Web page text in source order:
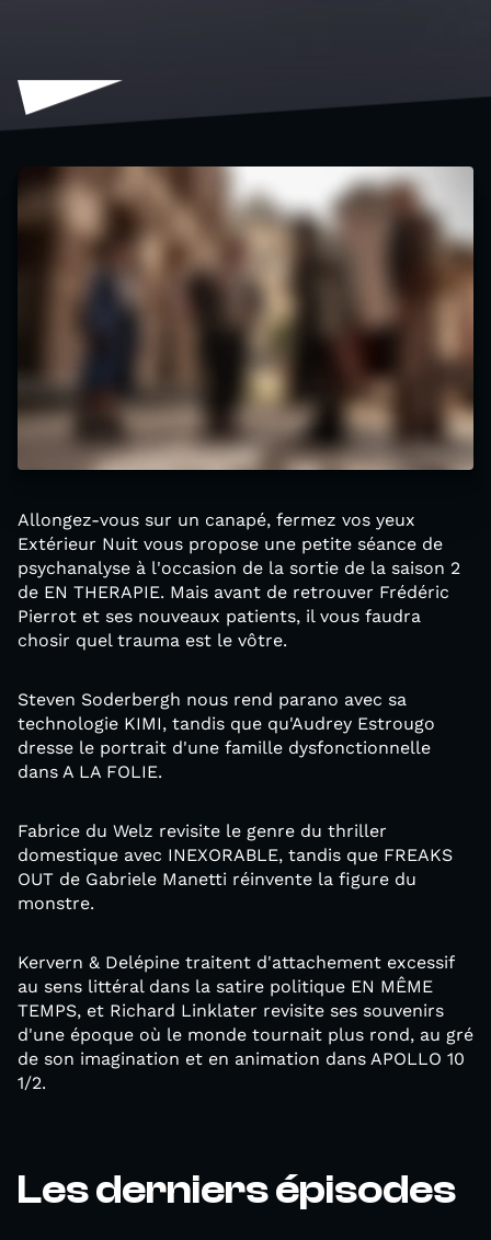
Allongez-vous sur un canapé, fermez vos yeux
Extérieur Nuit vous propose une petite séance de
psychanalyse à l'occasion de la sortie de la saison 2
de EN THERAPIE. Mais avant de retrouver Frédéric
Pierrot et ses nouveaux patients, il vous faudra
chosir quel trauma est le vôtre.
Steven Soderbergh nous rend parano avec sa
technologie KIMI, tandis que qu'Audrey Estrougo
dresse le portrait d'une famille dysfonctionnelle
dans A LA FOLIE.
Fabrice du Welz revisite le genre du thriller
domestique avec INEXORABLE, tandis que FREAKS
OUT de Gabriele Manetti réinvente la figure du
monstre.
Kervern & Delépine traitent d'attachement excessif
au sens littéral dans la satire politique EN MÊME
TEMPS, et Richard Linklater revisite ses souvenirs
d'une époque où le monde tournait plus rond, au gré
de son imagination et en animation dans APOLLO 10
1/2.
Les derniers épisodes